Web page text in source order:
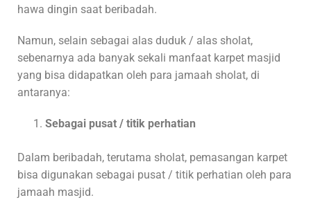
hawa dingin saat beribadah.
Namun, selain sebagai alas duduk / alas sholat,
sebenarnya ada banyak sekali manfaat karpet masjid
yang bisa didapatkan oleh para jamaah sholat, di
antaranya:
Sebagai pusat / titik perhatian
Dalam beribadah, terutama sholat, pemasangan karpet
bisa digunakan sebagai pusat / titik perhatian oleh para
jamaah masjid.